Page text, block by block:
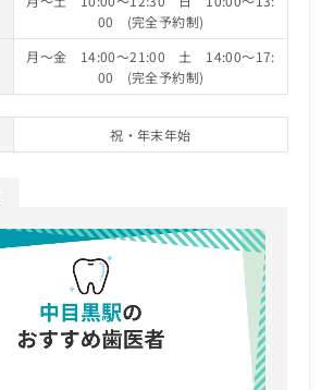
00 (完全予約制)
月～金 14:00～21:00 土 14:00～17:
00 (完全予約制)
祝・年末年始